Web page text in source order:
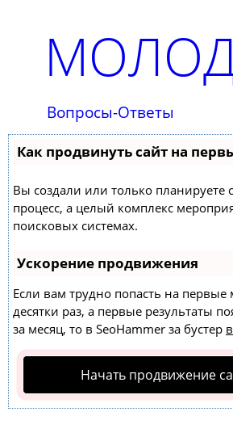
Вопросы-Ответы
Как продвинуть сайт на
Вы создали или только планируете
процесс, а целый комплекс
поисковых системах.
Ускорение продвижения
Если вам трудно попасть на
десятки раз, а первые результаты
за месяц, то в SeoHammer за бустер
Начать продвижение